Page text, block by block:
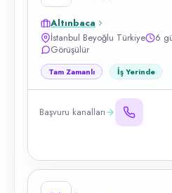
Altınbaca
İstanbul Beyoğlu Türkiye
6
Görüşülür
Tam Zamanlı İş Yerinde
Başvuru kanalları